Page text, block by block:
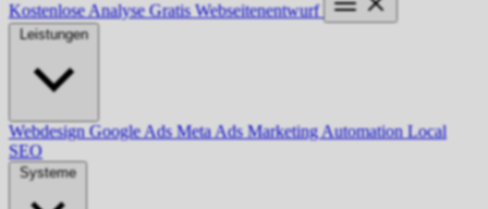
Kostenlose AnalyseGratis Webseitenentwurf
Leistungen
WebdesignGoogle Ads Meta Ads Marketing Automation Local
SEO
Systeme